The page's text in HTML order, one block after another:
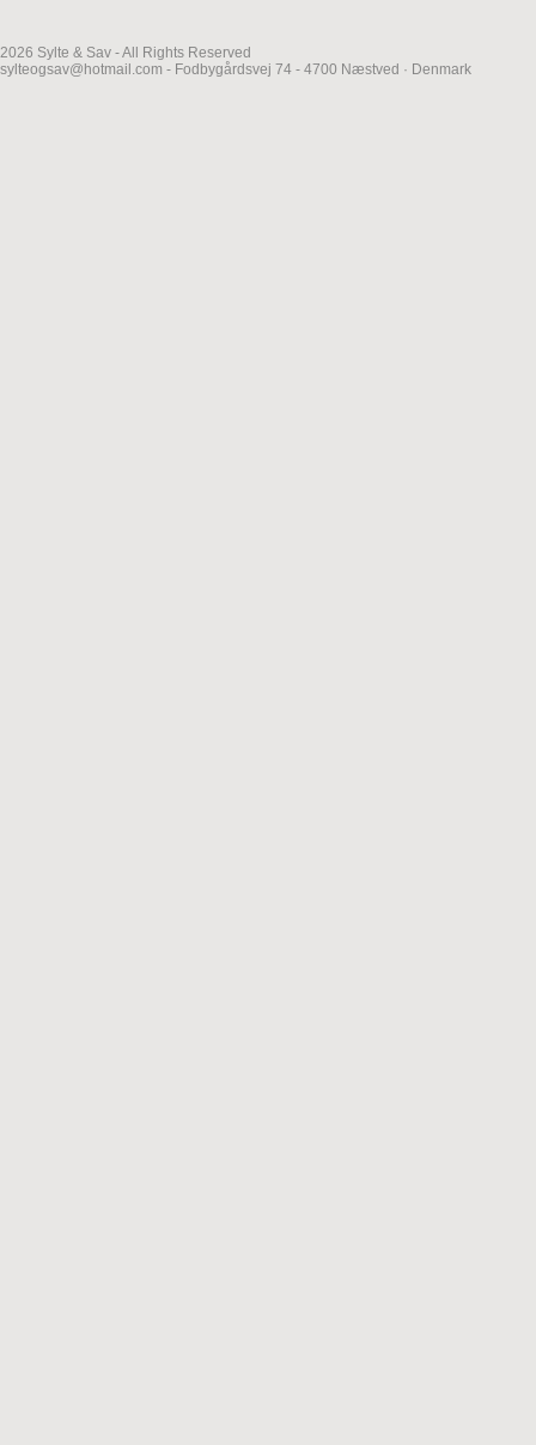
2026 Sylte & Sav - All Rights Reserved
sylteogsav@hotmail.com - Fodbygårdsvej 74 - 4700 Næstved · Denmark